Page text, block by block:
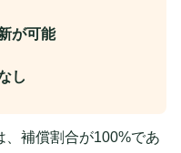
が可能
し
、補償割合が100%であ